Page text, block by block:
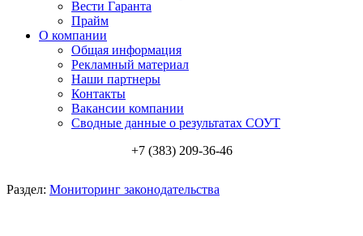
Вести Гаранта
Прайм
О компании
Общая информация
Рекламный материал
Наши партнеры
Контакты
Вакансии компании
Сводные данные о результатах СОУТ
+7 (383) 209-36-46
Раздел: Мониторинг законодательства